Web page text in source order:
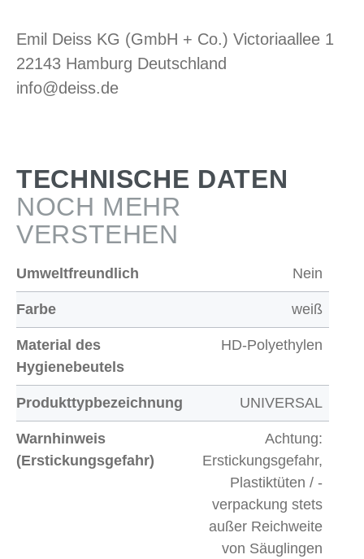
Emil Deiss KG (GmbH + Co.) Victoriaallee 1
22143 Hamburg Deutschland
info@deiss.de
TECHNISCHE DATEN
NOCH MEHR
VERSTEHEN
Umweltfreundlich Nein
Farbe weiß
Material des
Hygienebeutels
HD-Polyethylen
Produkttypbezeichnung UNIVERSAL
Warnhinweis
(Erstickungsgefahr)
Achtung:
Erstickungsgefahr,
Plastiktüten / -
verpackung stets
außer Reichweite
von Säuglingen